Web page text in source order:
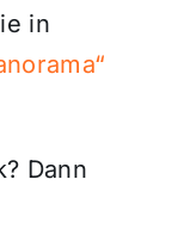
in
Dann